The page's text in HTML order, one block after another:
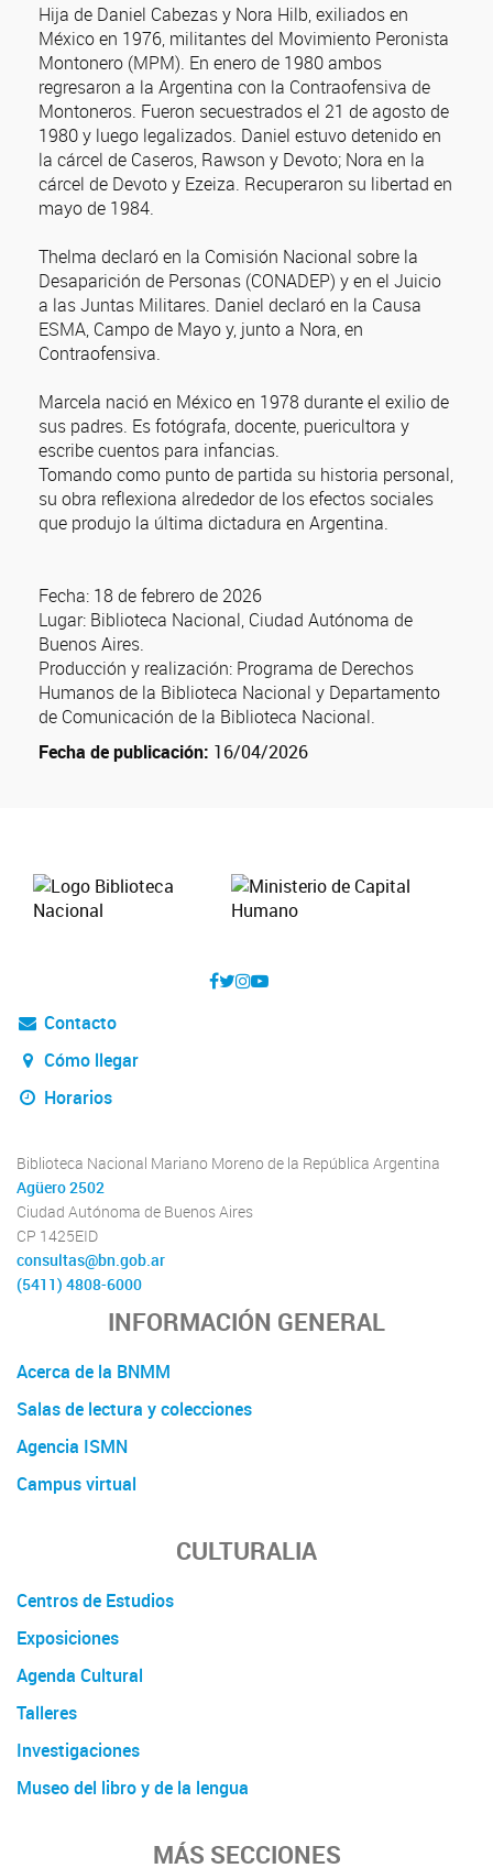
Hija de Daniel Cabezas y Nora Hilb, exiliados en
México en 1976, militantes del Movimiento Peronista
Montonero (MPM). En enero de 1980 ambos
regresaron a la Argentina con la Contraofensiva de
Montoneros. Fueron secuestrados el 21 de agosto de
1980 y luego legalizados. Daniel estuvo detenido en
la cárcel de Caseros, Rawson y Devoto; Nora en la
cárcel de Devoto y Ezeiza. Recuperaron su libertad en
mayo de 1984.
Thelma declaró en la Comisión Nacional sobre la
Desaparición de Personas (CONADEP) y en el Juicio
a las Juntas Militares. Daniel declaró en la Causa
ESMA, Campo de Mayo y, junto a Nora, en
Contraofensiva.
Marcela nació en México en 1978 durante el exilio de
sus padres. Es fotógrafa, docente, puericultora y
escribe cuentos para infancias.
Tomando como punto de partida su historia personal,
su obra reflexiona alrededor de los efectos sociales
que produjo la última dictadura en Argentina.
Fecha: 18 de febrero de 2026
Lugar: Biblioteca Nacional, Ciudad Autónoma de
Buenos Aires.
Producción y realización: Programa de Derechos
Humanos de la Biblioteca Nacional y Departamento
de Comunicación de la Biblioteca Nacional.
Fecha de publicación: 16/04/2026
Contacto
Cómo llegar
Horarios
Biblioteca Nacional Mariano Moreno de la República Argentina
Agüero 2502
Ciudad Autónoma de Buenos Aires
CP 1425EID
consultas@bn.gob.ar
(5411) 4808-6000
INFORMACIÓN GENERAL
Acerca de la BNMM
Salas de lectura y colecciones
Agencia ISMN
Campus virtual
CULTURALIA
Centros de Estudios
Exposiciones
Agenda Cultural
Talleres
Investigaciones
Museo del libro y de la lengua
MÁS SECCIONES